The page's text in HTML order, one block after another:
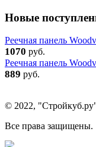
Новые
Реечная панель
1070 руб.
Реечная панель
889 руб.
© 2022,
Все права защищены.